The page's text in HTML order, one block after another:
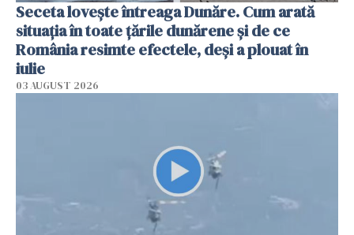
Seceta lovește întreaga Dunăre. Cum arată
situația în toate țările dunărene și de ce
România resimte efectele, deși a plouat în
iulie
03 AUGUST 2026